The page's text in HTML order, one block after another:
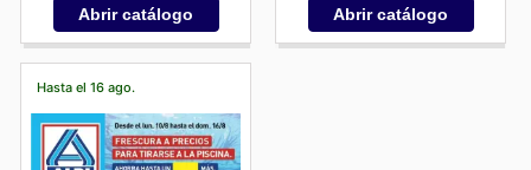
Abrir catálogo Abrir catálogo
Hasta el 16 ago.